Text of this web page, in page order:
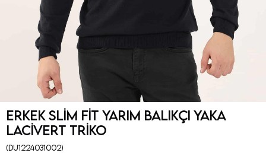
Erkek Slim Fit Yarım Balıkçı Yaka
Lacivert Triko
(DU1224031002)